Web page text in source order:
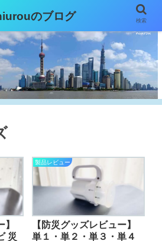
災
製品レビュー
【防災グッズレビュー】
単１・単２・単３・単４
のブログ 検索